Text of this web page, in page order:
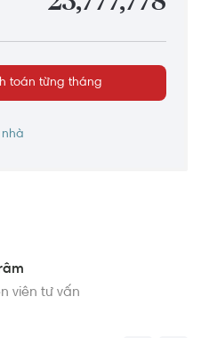
toán từng tháng
viên tư vấn